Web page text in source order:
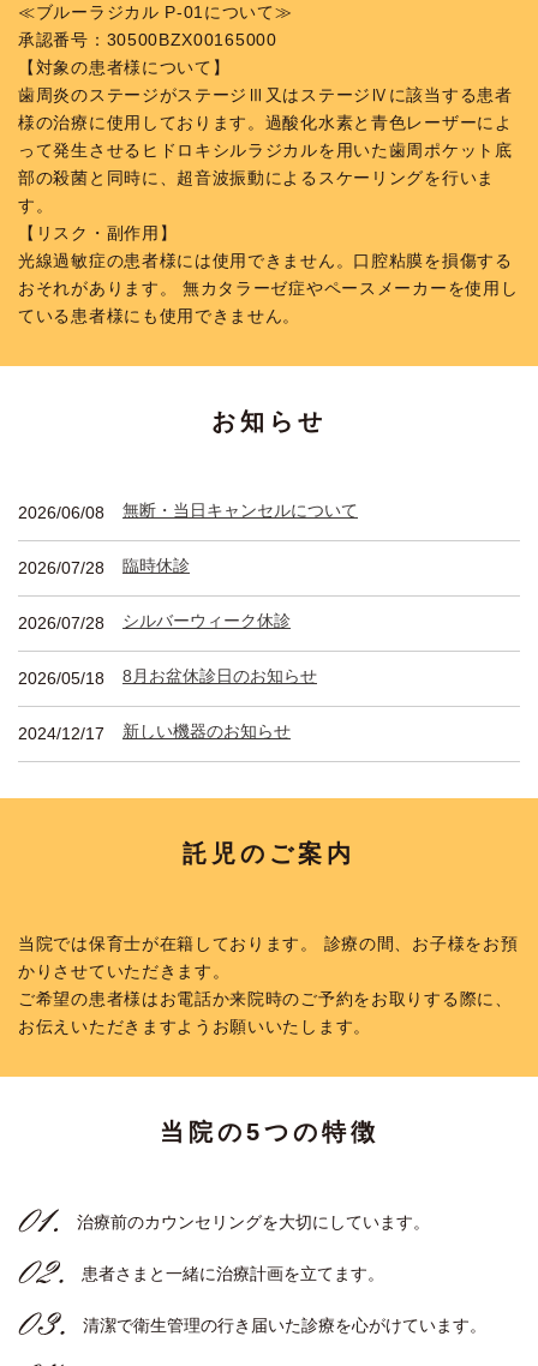
≪ブルーラジカル P-01について≫
承認番号：30500BZX00165000
【対象の患者様について】
歯周炎のステージがステージⅢ又はステージⅣに該当する患者
様の治療に使用しております。過酸化水素と青色レーザーによ
って発生させるヒドロキシルラジカルを用いた歯周ポケット底
部の殺菌と同時に、超音波振動によるスケーリングを行いま
す。
【リスク・副作用】
光線過敏症の患者様には使用できません。口腔粘膜を損傷する
おそれがあります。 無カタラーゼ症やペースメーカーを使用し
ている患者様にも使用できません。
お知らせ
2026/06/08 無断・当日キャンセルについて
2026/07/28 臨時休診
2026/07/28 シルバーウィーク休診
2026/05/18 8月お盆休診日のお知らせ
2024/12/17 新しい機器のお知らせ
託児のご案内
当院では保育士が在籍しております。 診療の間、お子様をお預
かりさせていただきます。
ご希望の患者様はお電話か来院時のご予約をお取りする際に、
お伝えいただきますようお願いいたします。
当院の5つの特徴
治療前のカウンセリングを大切にしています。
患者さまと一緒に治療計画を立てます。
清潔で衛生管理の行き届いた診療を心がけています。